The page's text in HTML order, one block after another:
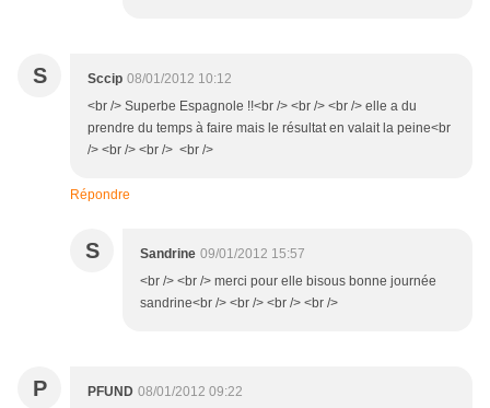
S Sccip 08/01/2012 10:12
<br /> Superbe Espagnole !!<br /> <br /> <br /> elle a du
prendre du temps à faire mais le résultat en valait la peine<br
/> <br /> <br /> <br />
Répondre
S Sandrine 09/01/2012 15:57
<br /> <br /> merci pour elle bisous bonne journée
sandrine<br /> <br /> <br /> <br />
P PFUND 08/01/2012 09:22